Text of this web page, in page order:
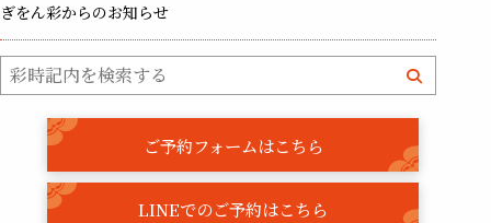
ぎをん彩からのお知らせ
ご予約フォームはこちら
LINEでのご予約はこちら